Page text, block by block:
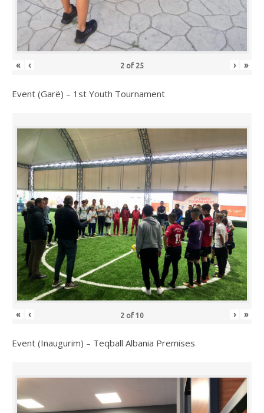
« ‹ 2 of 25 › »
Event (Garë) – 1st Youth Tournament
« ‹ 2 of 10 › »
Event (Inaugurim) – Teqball Albania Premises